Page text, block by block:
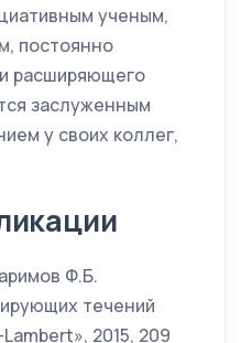
ученым,
постоянно
расширяющего
заслуженным
у своих коллег,
Ф.Б.
течений
2015, 209